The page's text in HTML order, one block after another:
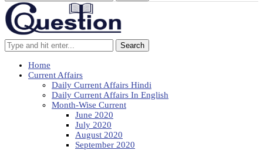
Search
Home
Current Affairs
Daily Current Affairs Hindi
Daily Current Affairs In English
Month-Wise Current
June 2020
July 2020
August 2020
September 2020